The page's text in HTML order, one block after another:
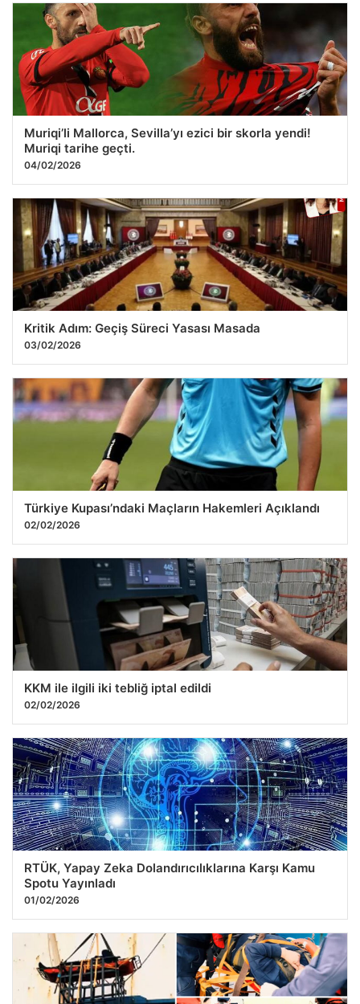
Yükseköğretim Öğretim Elemanlarına Güvenlik
Soruşturması Zorunluluğu Getirildi
30.07.2026 06:38
Muriqi’li Mallorca, Sevilla’yı ezici bir skorla yendi!
Muriqi tarihe geçti.
04/02/2026
Kritik Adım: Geçiş Süreci Yasası Masada
03/02/2026
Türkiye Kupası’ndaki Maçların Hakemleri Açıklandı
02/02/2026
KKM ile ilgili iki tebliğ iptal edildi
02/02/2026
RTÜK, Yapay Zeka Dolandırıcılıklarına Karşı Kamu
Spotu Yayınladı
01/02/2026